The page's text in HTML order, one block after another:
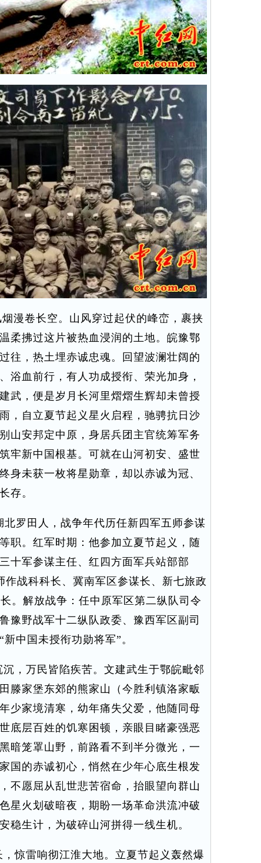
漫卷长空。山风穿过起伏的峰峦，裹挟
柔拂过这片被热血浸润的土地。皖豫鄂
往，热土埋赤诚忠魂。回望波澜壮阔的
浴血前行，有人功成授衔、荣光加身，
武，便是岁月长河里熠熠生辉却未曾授
，自立夏节起义星火启程，驰骋抗日沙
山安邦定中原，身居兵团主官统筹军务
牢新中国根基。可就在山河初安、盛世
身未获一枚将星勋章，却以赤诚为冠、
存。
罗田人，战争年代历任新四军五师参谋
职。红军时期：他参加立夏节起义，随
十军参谋主任、红四方面军兵站部部
作战科科长、冀南军区参谋长、新七旅政
。解放战争：任中原军区第二纵队司令
豫野战军十二纵队政委、豫西军区副司
中国未授衔功勋将军”。
，万民皆陷疾苦。文建武生于鄂皖毗邻
滕家堡东郊的熊家山（今胜利镇洛家畈
少家境清寒，幼年痛失父爱，他随同母
底层百姓的饥寒困顿，亲眼目睹豪强恶
暗笼罩山野，前路看不到半分微光，一
国的赤诚初心，悄然在少年心底生根发
不愿屈从乱世悲苦宿命，抬眼望向群山
星火划破暗夜，期盼一场革命洪流冲破
稳生计，为破碎山河拼得一线生机。
惊雷响彻江淮大地。立夏节起义轰然爆